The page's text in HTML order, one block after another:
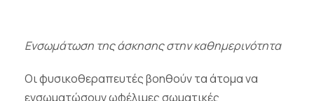
Ενσωμάτωση της άσκησης στην καθημερινότητα
Οι φυσικοθεραπευτές βοηθούν τα άτομα να
ενσωματώσουν ωφέλιμες σωματικές